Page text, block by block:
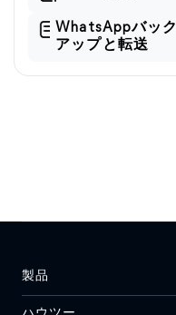
WhatsAppバック
アップと転送
製品